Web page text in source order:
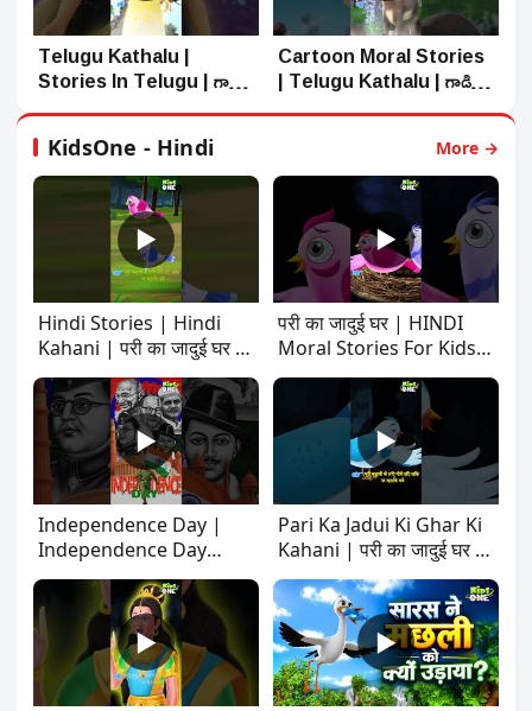
Telugu Kathalu |
Stories In Telugu | గాడిద
స్వర్గానికి ప్రయాణం | KidsOne
Telugu
Cartoon Moral Stories
| Telugu Kathalu | గాడిద
స్వర్గానికి ప్రయాణం
KidsOne - Hindi More →
▶
Hindi Stories | Hindi
Kahani | परी का जादुई घर |
KidsOne Hindi
▶
परी का जादुई घर | HINDI
Moral Stories For Kids |
Hindi Moral Stories |
Hindi Kahani | Kidsone
Hindi
▶
Independence Day |
Independence Day
Contest | Essay & Audio
Competition for Kids |
KidsOne Hindi
▶
Pari Ka Jadui Ki Ghar Ki
Kahani | परी का जादुई घर की
कहानी | The Fairy's
Magical House Story
▶ ▶